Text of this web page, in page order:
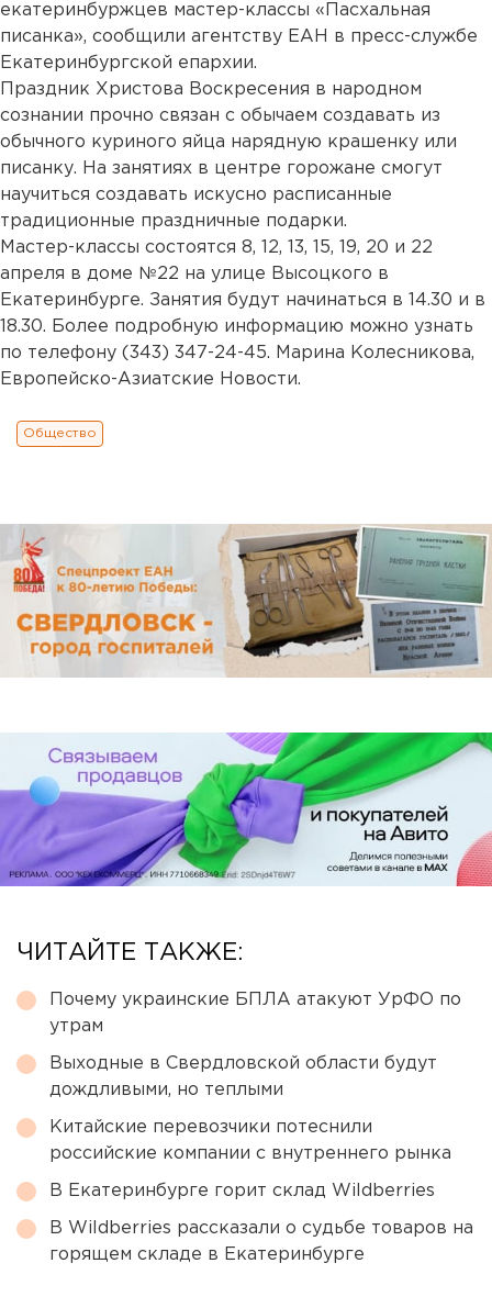
екатеринбуржцев мастер-классы «Пасхальная
писанка», сообщили агентству ЕАН в пресс-службе
Екатеринбургской епархии.
Праздник Христова Воскресения в народном
сознании прочно связан с обычаем создавать из
обычного куриного яйца нарядную крашенку или
писанку. На занятиях в центре горожане смогут
научиться создавать искусно расписанные
традиционные праздничные подарки.
Мастер-классы состоятся 8, 12, 13, 15, 19, 20 и 22
апреля в доме №22 на улице Высоцкого в
Екатеринбурге. Занятия будут начинаться в 14.30 и в
18.30. Более подробную информацию можно узнать
по телефону (343) 347-24-45. Марина Колесникова,
Европейско-Азиатские Новости.
Общество
ЧИТАЙТЕ ТАКЖЕ:
Почему украинские БПЛА атакуют УрФО по
утрам
Выходные в Свердловской области будут
дождливыми, но теплыми
Китайские перевозчики потеснили
российские компании с внутреннего рынка
В Екатеринбурге горит склад Wildberries
В Wildberries рассказали о судьбе товаров на
горящем складе в Екатеринбурге